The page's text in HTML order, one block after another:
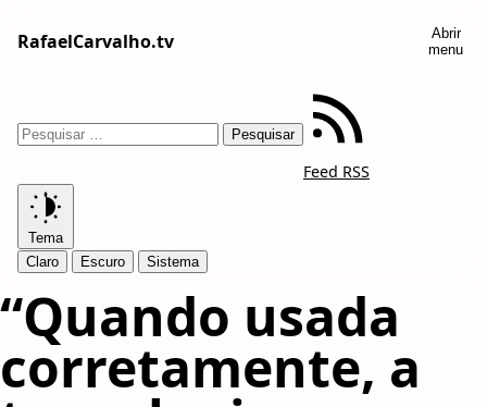
RafaelCarvalho.tv
Abrir
menu
Feed RSS
Tema
Claro
Escuro Sistema
“Quando usada
corretamente, a